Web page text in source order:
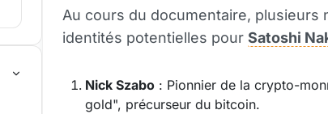
Au cours du documentaire,
identités potentielles pour Satoshi
Nick Szabo : Pionnier de la crypto-
gold", précurseur du bitcoin.